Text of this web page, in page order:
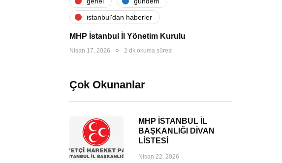
i̇stanbul'dan haberler
MHP İstanbul İl Yönetim Kurulu
Nisan 17, 2026 2 dk okuma süresi
Çok Okunanlar
MHP İSTANBUL İL
BAŞKANLIĞI DİVAN
LİSTESİ
Nisan 22, 2026